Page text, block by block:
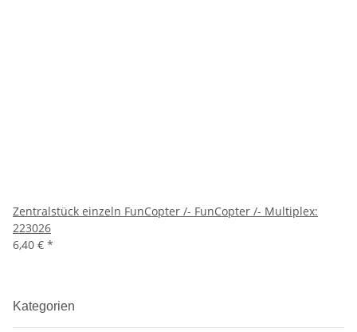
Zentralstück einzeln FunCopter /- FunCopter /- Multiplex:
223026
6,40 € *
Kategorien